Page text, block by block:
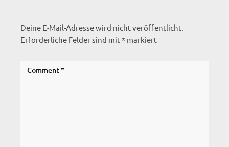
Deine E-Mail-Adresse wird nicht veröffentlicht.
Erforderliche Felder sind mit* markiert